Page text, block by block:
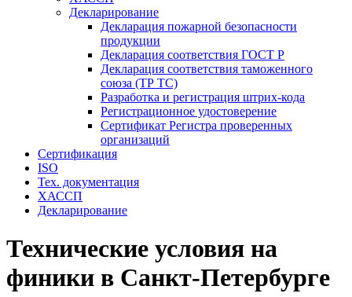
Декларирование
Декларация пожарной безопасности
продукции
Декларация соответствия ГОСТ Р
Декларация соответствия таможенного
союза (ТР ТС)
Разработка и регистрация штрих-кода
Регистрационное удостоверение
Сертификат Регистра проверенных
организаций
Сертификация
ISO
Тех. документация
ХАССП
Декларирование
Технические условия на
финики в Санкт-Петербурге